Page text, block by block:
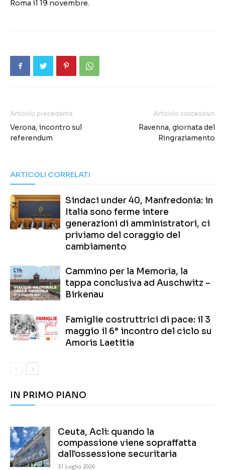
Roma il 19 novembre.
Articolo precedente
Verona, incontro sul
referendum
Articolo successivo
Ravenna, giornata del
Ringraziamento
ARTICOLI CORRELATI
Sindaci under 40, Manfredonia: in
Italia sono ferme intere
generazioni di amministratori, ci
priviamo del coraggio del
cambiamento
Cammino per la Memoria, la
tappa conclusiva ad Auschwitz –
Birkenau
Famiglie costruttrici di pace: il 3
maggio il 6° incontro del ciclo su
Amoris Laetitia
IN PRIMO PIANO
Ceuta, Acli: quando la
compassione viene sopraffatta
dall’ossessione securitaria
31 Luglio 2026